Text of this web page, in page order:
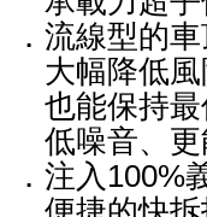
．流線型的
大幅降低風
也能保持最
低噪音、更
．注入100%